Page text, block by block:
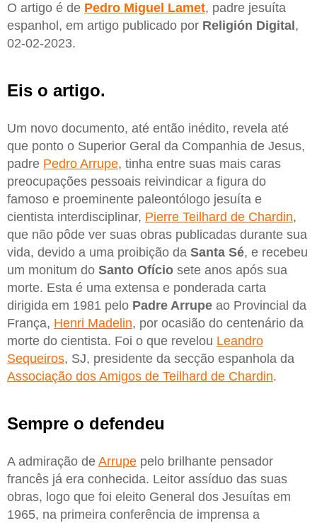
O artigo é de Pedro Miguel Lamet, padre jesuíta
espanhol, em artigo publicado por Religión Digital ,
02-02-2023.
Eis o artigo.
Um novo documento, até então inédito, revela até
que ponto o Superior Geral da Companhia de Jesus,
padre Pedro Arrupe, tinha entre suas mais caras
preocupações pessoais reivindicar a figura do
famoso e proeminente paleontólogo jesuíta e
cientista interdisciplinar, Pierre Teilhard de Chardin,
que não pôde ver suas obras publicadas durante sua
vida, devido a uma proibição da Santa Sé, e recebeu
um monitum do Santo Ofício sete anos após sua
morte. Esta é uma extensa e ponderada carta
dirigida em 1981 pelo Padre Arrupe ao Provincial da
França, Henri Madelin, por ocasião do centenário da
morte do cientista. Foi o que revelou Leandro
Sequeiros, SJ, presidente da secção espanhola da
Associação dos Amigos de Teilhard de Chardin.
Sempre o defendeu
A admiração de Arrupe pelo brilhante pensador
francês já era conhecida. Leitor assíduo das suas
obras, logo que foi eleito General dos Jesuítas em
1965, na primeira conferência de imprensa a